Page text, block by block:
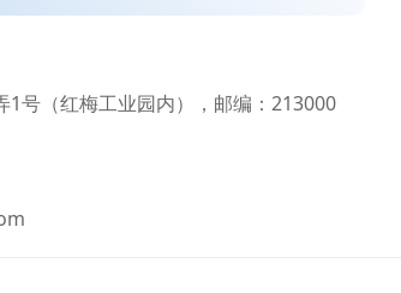
1号（红梅工业园内），邮编：213000